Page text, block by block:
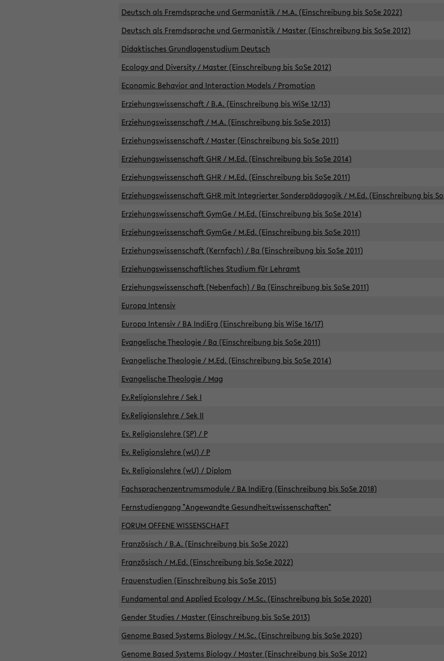
Deutsch als Fremdsprache und Germanistik / M.A. (Einschreibung bis SoSe 2022)
Deutsch als Fremdsprache und Germanistik / Master (Einschreibung bis SoSe 2012)
Didaktisches Grundlagenstudium Deutsch
Ecology and Diversity / Master (Einschreibung bis SoSe 2012)
Economic Behavior and Interaction Models / Promotion
Erziehungswissenschaft / B.A. (Einschreibung bis WiSe 12/13)
Erziehungswissenschaft / M.A. (Einschreibung bis SoSe 2013)
Erziehungswissenschaft / Master (Einschreibung bis SoSe 2011)
Erziehungswissenschaft GHR / M.Ed. (Einschreibung bis SoSe 2014)
Erziehungswissenschaft GHR / M.Ed. (Einschreibung bis SoSe 2011)
Erziehungswissenschaft GHR mit Integrierter Sonderpädagogik / M.Ed. (Einschreibung bis
Erziehungswissenschaft GymGe / M.Ed. (Einschreibung bis SoSe 2014)
Erziehungswissenschaft GymGe / M.Ed. (Einschreibung bis SoSe 2011)
Erziehungswissenschaft (Kernfach) / Ba (Einschreibung bis SoSe 2011)
Erziehungswissenschaftliches Studium für Lehramt
Erziehungswissenschaft (Nebenfach) / Ba (Einschreibung bis SoSe 2011)
Europa Intensiv
Europa Intensiv / BA IndiErg (Einschreibung bis WiSe 16/17)
Evangelische Theologie / Ba (Einschreibung bis SoSe 2011)
Evangelische Theologie / M.Ed. (Einschreibung bis SoSe 2014)
Evangelische Theologie / Mag
Ev.Religionslehre / Sek I
Ev.Religionslehre / Sek II
Ev. Religionslehre (SP) / P
Ev. Religionslehre (wU) / P
Ev. Religionslehre (wU) / Diplom
Fachsprachenzentrumsmodule / BA IndiErg (Einschreibung bis SoSe 2018)
Fernstudiengang "Angewandte Gesundheitswissenschaften"
FORUM OFFENE WISSENSCHAFT
Französisch / B.A. (Einschreibung bis SoSe 2022)
Französisch / M.Ed. (Einschreibung bis SoSe 2022)
Frauenstudien (Einschreibung bis SoSe 2015)
Fundamental and Applied Ecology / M.Sc. (Einschreibung bis SoSe 2020)
Gender Studies / Master (Einschreibung bis SoSe 2013)
Genome Based Systems Biology / M.Sc. (Einschreibung bis SoSe 2020)
Genome Based Systems Biology / Master (Einschreibung bis SoSe 2012)